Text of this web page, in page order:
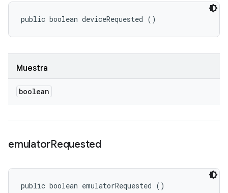
public boolean deviceRequested ()
Muestra
boolean
emulatorRequested
public boolean emulatorRequested ()